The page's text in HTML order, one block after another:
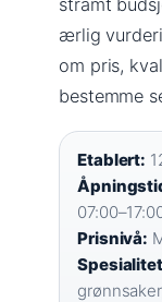
ærlig
om pris,
bestemme
Etablert:
Prisnivå: